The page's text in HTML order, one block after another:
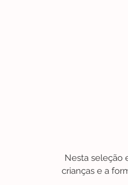
Nesta seleção
crianças e a